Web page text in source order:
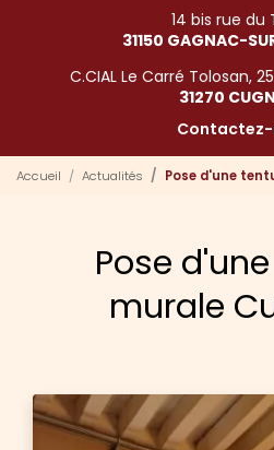
14 bis rue du
31150 GAGNAC-
C.CIAL Le Carré Tolosan,
31270
Accueil Actualités Pose d'une
Pose
murale